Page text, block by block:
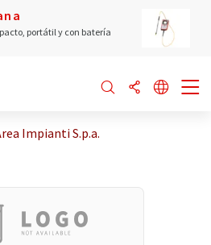
portátil y con batería
Impianti S.p.a.